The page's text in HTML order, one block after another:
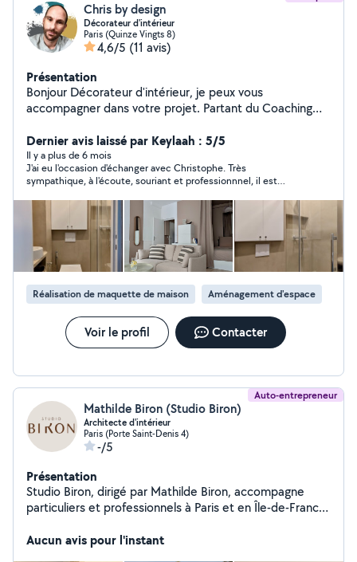
Chris by design
Décorateur d'intérieur
Paris (Quinze Vingts 8)
4,6/5 (11 avis)
Présentation
Bonjour Décorateur d'intérieur, je peux vous
accompagner dans votre projet. Partant du Coaching
commande de mobiliers, en passant par la création de
visuels 3D, je propose un choix de services qui ne
manqueront pas de vous satisfaire. le devis est gratuit !
visiter mon Instagram : chris_by_design Bonne journée a
vous
Dernier avis laissé par Keylaah : 5/5
Il y a plus de 6 mois
J'ai eu l'occasion d'échanger avec Christophe. Très
sympathique, à l'écoute, souriant et professionnnel, il est
donné de précieux conseils concernant notre projet. Je vous
recommande de collaborer avec lui pour toute demande de
décoration d'intérieur. Merci encore à vous Christophe!
Réalisation de maquette de maison Aménagement d'espace
Voir le profil Contacter
Auto-entrepreneur
Mathilde Biron (Studio Biron)
Architecte d'intérieur
Paris (Porte Saint-Denis 4)
-/5
Présentation
Studio Biron, dirigé par Mathilde Biron, accompagne
particuliers et professionnels à Paris et en Île-de-France
décoration sur mesure. Chaque projet est conçu
Aucun avis pour l'instant